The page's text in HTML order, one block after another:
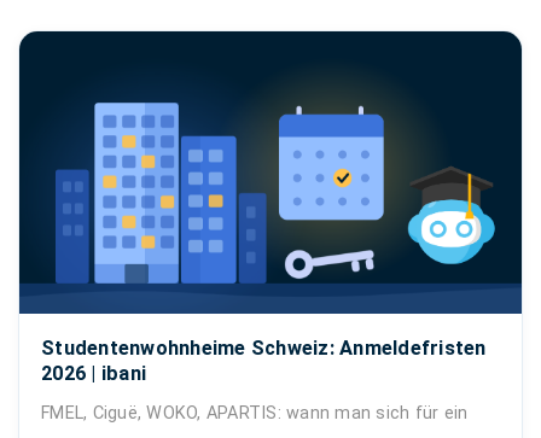
Studentenwohnheime Schweiz: Anmeldefristen
2026 | ibani
FMEL, Ciguë, WOKO, APARTIS: wann man sich für ein